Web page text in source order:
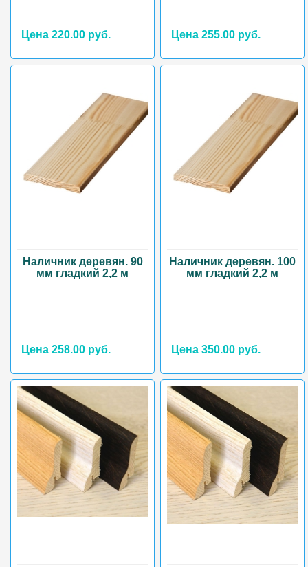
Цена 220.00 руб. Цена 255.00 руб.
Наличник деревян. 90
мм гладкий 2,2 м
Цена 258.00 руб.
Наличник деревян. 100
мм гладкий 2,2 м
Цена 350.00 руб.